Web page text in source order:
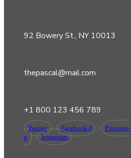
92 Bowery St., NY 10013
thepascal@mail.com
+1 800 123 456 789
Twitter Facebook-f
Pinterest-
p
Instagram